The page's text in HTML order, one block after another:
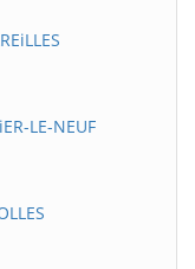
LE-NEUF